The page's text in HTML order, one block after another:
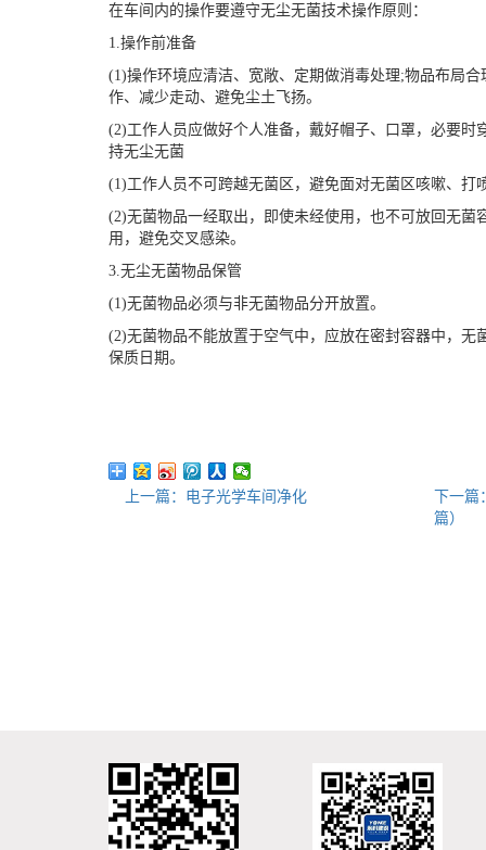
在车间内的操作要遵守无尘无菌技术操作原则：
1.操作前准备
(1)操作环境应清洁、宽敞、定期做消毒处理;物品布局
作、减少走动、避免尘土飞扬。
(2)工作人员应做好个人准备，戴好帽子、口罩，必要时
持无尘无菌
(1)工作人员不可跨越无菌区，避免面对无菌区咳嗽、打
(2)无菌物品一经取出，即使未经使用，也不可放回无菌
用，避免交叉感染。
3.无尘无菌物品保管
(1)无菌物品必须与非无菌物品分开放置。
(2)无菌物品不能放置于空气中，应放在密封容器中，无
保质日期。
上一篇：电子光学车间净化
下一篇
篇）